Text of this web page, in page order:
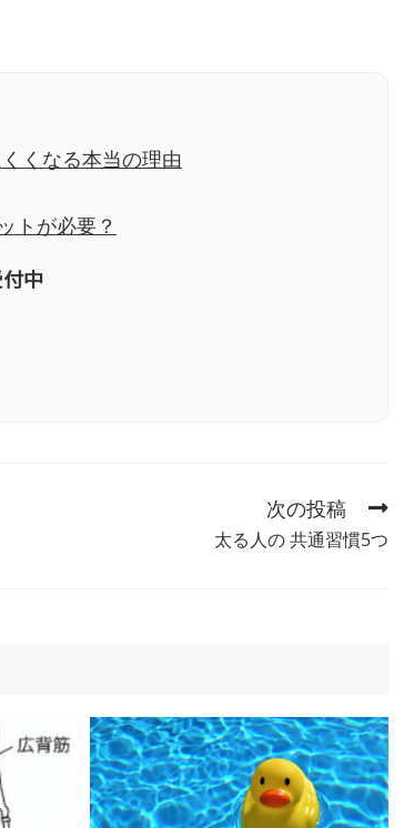
くなる本当の理由
トが必要？
中
次の投稿
太る人の 共通習慣5つ